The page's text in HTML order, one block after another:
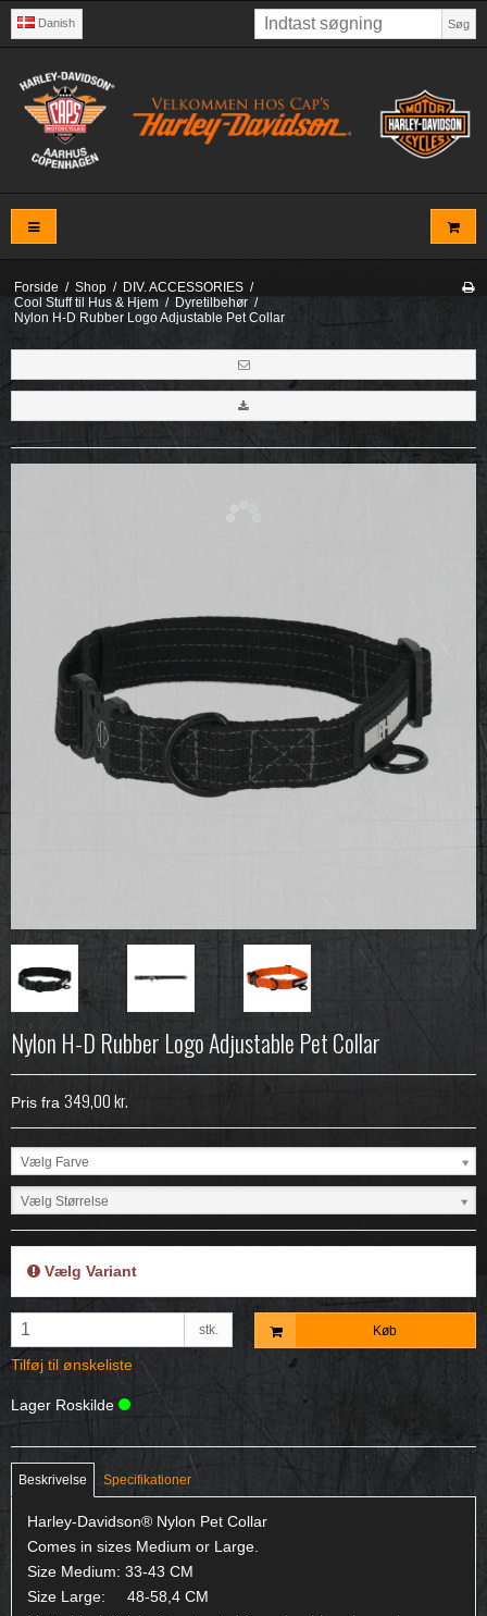
Danish Søg
Forside / Shop / DIV. ACCESSORIES /
Cool Stuff til Hus & Hjem / Dyretilbehør /
Nylon H-D Rubber Logo Adjustable Pet Collar
Nylon H-D Rubber Logo Adjustable Pet Collar
Pris fra 349,00 kr.
Vælg Farve
Vælg Størrelse
Vælg Variant
stk. Køb
Tilføj til ønskeliste
Lager Roskilde
Beskrivelse Specifikationer
Harley-Davidson® Nylon Pet Collar
Comes in sizes Medium or Large.
Size Medium: 33-43 CM
Size Large: 48-58,4 CM